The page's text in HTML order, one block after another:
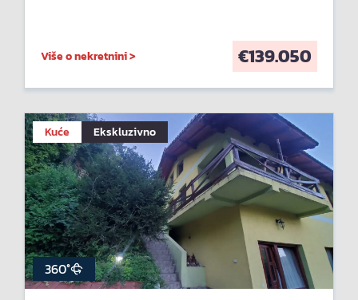
Više o nekretnini > €139.050
Kuće Ekskluzivno
360°